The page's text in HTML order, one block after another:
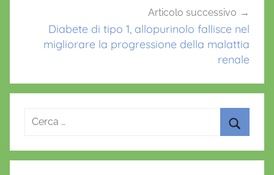
r
Articolo successivo
Diabete di tipo 1, allopurinolo fallisce nel
migliorare la progressione della malattia
renale
Ricerca